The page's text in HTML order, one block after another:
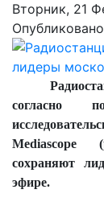
Вторник, 21
согласно
Mediascope
сохраняют
эфире.